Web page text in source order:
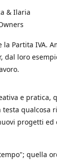
& Ilaria
Partita IVA.
dal loro
e pratica,
qualcosa
progetti ed
quella